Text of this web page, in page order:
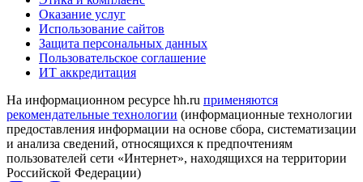
Оказание услуг
Использование сайтов
Защита персональных данных
Пользовательское соглашение
ИТ аккредитация
На информационном ресурсе hh.ru применяются
рекомендательные технологии (информационные технологии
предоставления информации на основе сбора, систематизации
и анализа сведений, относящихся к предпочтениям
пользователей сети «Интернет», находящихся на территории
Российской Федерации)